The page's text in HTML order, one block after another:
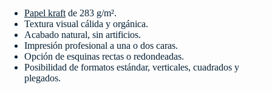
Papel kraft de 283 g/m².
Textura visual cálida y orgánica.
Acabado natural, sin artificios.
Impresión profesional a una o dos caras.
Opción de esquinas rectas o redondeadas.
Posibilidad de formatos estándar, verticales, cuadrados y
plegados.